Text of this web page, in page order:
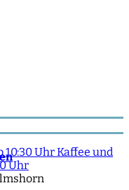
Uhr Kaffee und
Uhr